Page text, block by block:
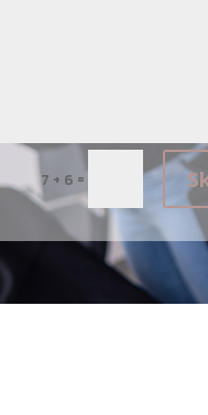
7 + 6 =